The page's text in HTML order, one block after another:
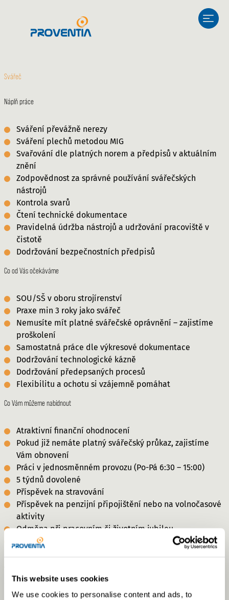
This website uses cookies
We use cookies to personalise content and ads, to
content
Svářeč
Náplň práce
Sváření převážně nerezy
Sváření plechů metodou MIG
Svařování dle platných norem a předpisů v aktuálním
znění
Zodpovědnost za správné používání svářečských
nástrojů
Kontrola svarů
Čtení technické dokumentace
Pravidelná údržba nástrojů a udržování pracoviště v
čistotě
Dodržování bezpečnostních předpisů
Co od Vás očekáváme
SOU/SŠ v oboru strojírenství
Praxe min 3 roky jako svářeč
Nemusíte mít platné svářečské oprávnění – zajistíme
proškolení
Samostatná práce dle výkresové dokumentace
Dodržování technologické kázně
Dodržování předepsaných procesů
Flexibilitu a ochotu si vzájemně pomáhat
Co Vám můžeme nabídnout
Atraktivní finanční ohodnocení
Pokud již nemáte platný svářečský průkaz, zajistíme
Vám obnovení
Práci v jednosměnném provozu (Po-Pá 6:30 – 15:00)
5 týdnů dovolené
Příspěvek na stravování
Příspěvek na penzijní připojištění nebo na volnočasové
aktivity
Odměna při pracovním či životním jubileu
Čisté a moderní pracovní prostředí
andrea.havlenova@proventia.com nebo 733 104 682.